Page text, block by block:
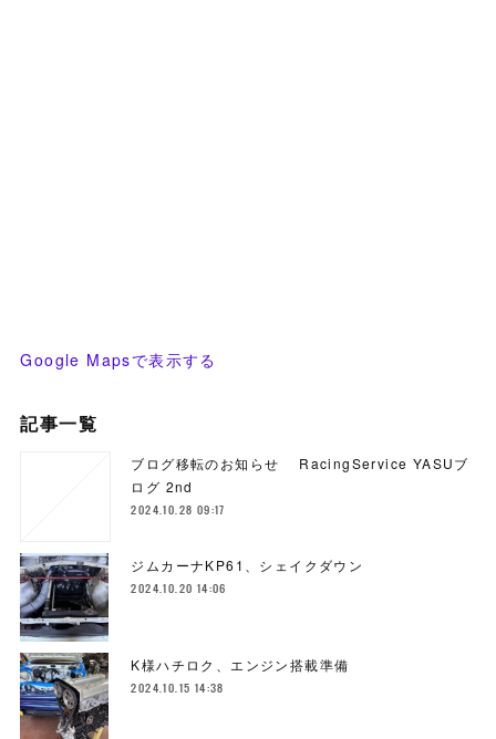
Google Mapsで表示する
記事一覧
ブログ移転のお知らせ RacingService YASUブ
ログ 2nd
2024.10.28 09:17
ジムカーナKP61、シェイクダウン
2024.10.20 14:06
K様ハチロク、エンジン搭載準備
2024.10.15 14:38